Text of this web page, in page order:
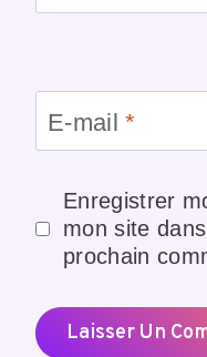
E-mail*
Enregistrer
mon site
prochain